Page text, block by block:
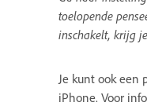
toelopende
inschakelt, krijg
Je kunt ook een
iPhone. Voor